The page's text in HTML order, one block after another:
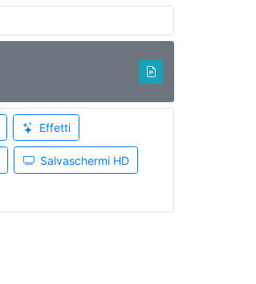
Effetti
Salvaschermi HD